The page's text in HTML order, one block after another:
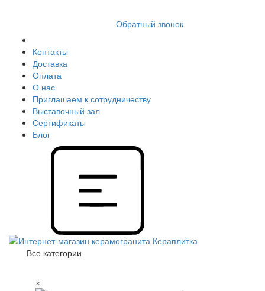
Обратный звонок
Контакты
Доставка
Оплата
О нас
Приглашаем к сотрудничеству
Выставочный зал
Сертификаты
Блог
Все категории
×